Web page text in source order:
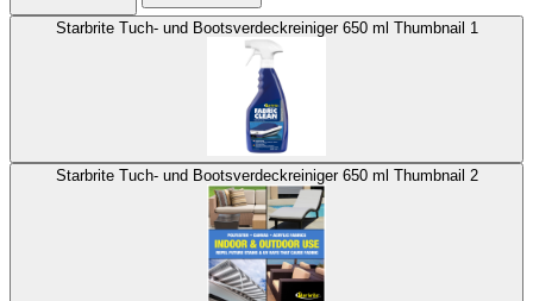
Starbrite Tuch- und Bootsverdeckreiniger 650 ml Thumbnail 1
Starbrite Tuch- und Bootsverdeckreiniger 650 ml Thumbnail 2